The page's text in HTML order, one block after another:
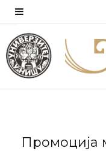
Прoмoциja